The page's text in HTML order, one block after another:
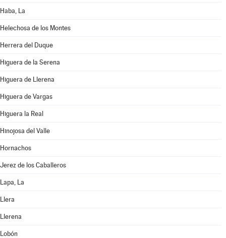
Haba, La
Helechosa de los Montes
Herrera del Duque
Higuera de la Serena
Higuera de Llerena
Higuera de Vargas
Higuera la Real
Hinojosa del Valle
Hornachos
Jerez de los Caballeros
Lapa, La
Llera
Llerena
Lobón